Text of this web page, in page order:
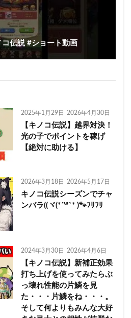
伝説 #ショート動画
2025年1月29日 2026年4月30日
【キノコ伝説】越界対決！
光の子でポイントを稼げ
【絶対に助ける】
2026年3月18日 2026年5月17日
キノコ伝説シーズンでチャ
ンバラ((ヾ(*´꒳`* )🐾ﾌﾘﾌﾘ
2024年3月30日 2026年4月6日
【キノコ伝説】新補正効果
打ち上げを使ってみたらぶ
っ壊れ性能の片鱗を見
た・・・片鱗をね・・・。
そして何よりもみんな大好